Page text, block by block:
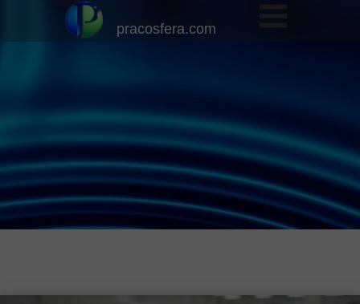
pracosfera.com